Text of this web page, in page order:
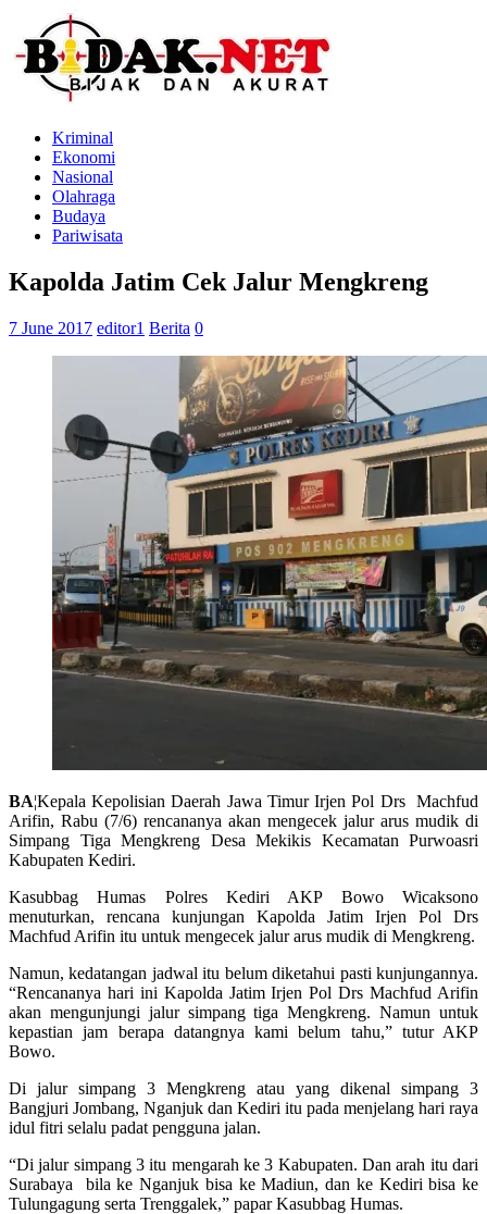
Kriminal
Ekonomi
Nasional
Olahraga
Budaya
Pariwisata
Kapolda Jatim Cek Jalur Mengkreng
7 June 2017 editor1 Berita 0
BA¦Kepala Kepolisian Daerah Jawa Timur Irjen Pol Drs Machfud
Arifin, Rabu (7/6) rencananya akan mengecek jalur arus mudik di
Simpang Tiga Mengkreng Desa Mekikis Kecamatan Purwoasri
Kabupaten Kediri.
Kasubbag Humas Polres Kediri AKP Bowo Wicaksono
menuturkan, rencana kunjungan Kapolda Jatim Irjen Pol Drs
Machfud Arifin itu untuk mengecek jalur arus mudik di Mengkreng.
Namun, kedatangan jadwal itu belum diketahui pasti kunjungannya.
“Rencananya hari ini Kapolda Jatim Irjen Pol Drs Machfud Arifin
akan mengunjungi jalur simpang tiga Mengkreng. Namun untuk
kepastian jam berapa datangnya kami belum tahu,” tutur AKP
Bowo.
Di jalur simpang 3 Mengkreng atau yang dikenal simpang 3
Bangjuri Jombang, Nganjuk dan Kediri itu pada menjelang hari raya
idul fitri selalu padat pengguna jalan.
“Di jalur simpang 3 itu mengarah ke 3 Kabupaten. Dan arah itu dari
Surabaya bila ke Nganjuk bisa ke Madiun, dan ke Kediri bisa ke
Tulungagung serta Trenggalek,” papar Kasubbag Humas.